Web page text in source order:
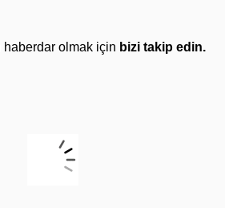
haberdar olmak için bizi takip edin.